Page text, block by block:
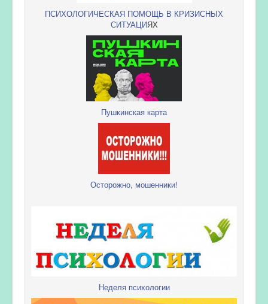
ПСИХОЛОГИЧЕСКАЯ ПОМОЩЬ В КРИЗИСНЫХ
СИТУАЦИЯХ
Пушкинская карта
Осторожно, мошенники!
Неделя психологии